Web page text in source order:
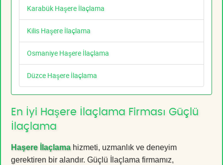
Karabük Haşere İlaçlama
Kilis Haşere İlaçlama
Osmaniye Haşere İlaçlama
Düzce Haşere İlaçlama
En İyi Haşere İlaçlama Firması Güçlü
İlaçlama
Haşere İlaçlamahizmeti, uzmanlık ve deneyim
gerektiren bir alandır. Güçlü İlaçlama firmamız,